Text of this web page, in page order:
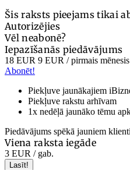
Šis raksts pieejams tikai
Autorizējies
Vēl neabonē?
Iepazīšanās piedāvājums
18 EUR 9 EUR / pirmais mēnesis
Abonēt!
Piekļuve jaunākajiem
Piekļuve rakstu arhīvam
1x nedēļā jaunāko tēmu
Piedāvājums spēkā jauniem
Viena raksta iegāde
3 EUR / gab.
Lasīt!